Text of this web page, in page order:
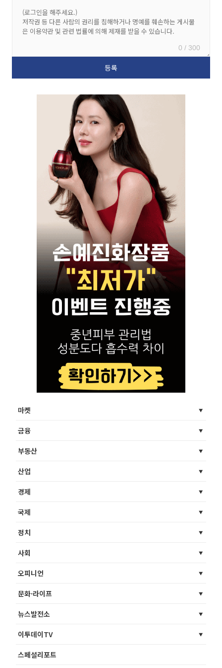
0 / 300
마켓
금융
부동산
산업
경제
국제
정치
사회
오피니언
문화·라이프
뉴스발전소
이투데이TV
스페셜리포트